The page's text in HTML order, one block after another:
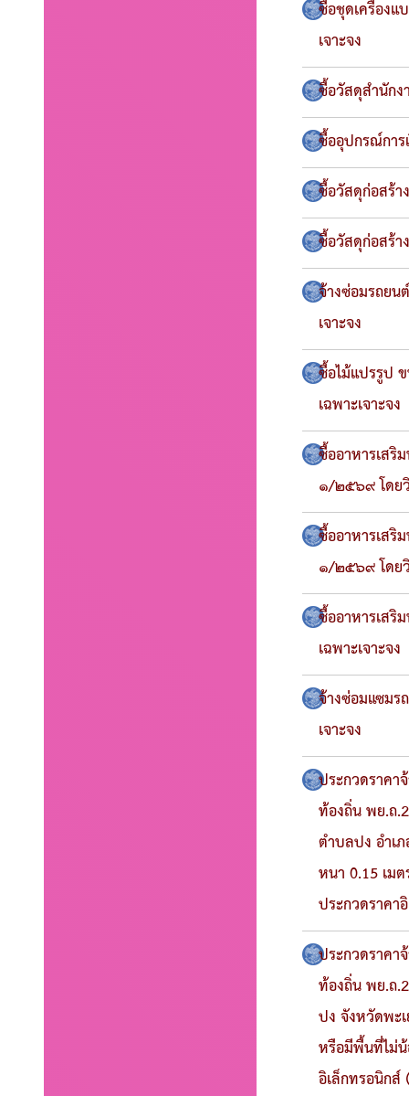
ซื้อชุดเครื่องแ
เจาะจง
ซื้อวัสดุสำนักง
ซื้ออุปกรณ์การ
ซื้อวัสดุก่อสร้า
ซื้อวัสดุก่อสร้า
จ้างซ่อมรถย
เจาะจง
ซื้อไม้แปรรูป
เฉพาะเจาะจง
ซื้ออาหารเสริ
๑/๒๕๖๙ โดย
ซื้ออาหารเสริ
๑/๒๕๖๙ โดย
ซื้ออาหารเส
เฉพาะเจาะจง
จ้างซ่อมแซมร
เจาะจง
ประกวดราคา
ท้องถิ่น พย.ถ
ตำบลปง อำเ
หนา 0.15 เม
ประกวดราค
ประกวดราคา
ท้องถิ่น พย.ถ
ปง จังหวัดพะ
หรือมีพื้นที่ไม่น้
อิเล็กทรอนิก